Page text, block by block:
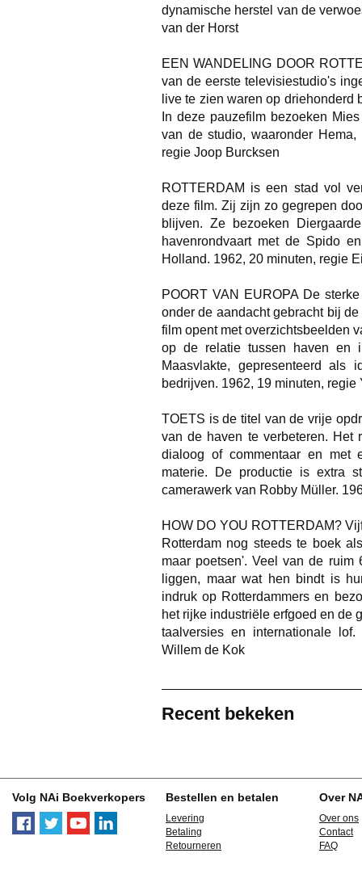
dynamische herstel van de
van der Horst
EEN WANDELING DOOR
van de eerste televisiestudio's
live te zien waren op driehonderd
In deze pauzefilm bezoeken
van de studio, waaronder
regie Joop Burcksen
ROTTERDAM is een stad vol
deze film. Zij zijn zo gegrepen
blijven. Ze bezoeken
havenrondvaart met de Spido
Holland. 1962, 20 minuten, regie
POORT VAN EUROPA De
onder de aandacht gebracht bij
film opent met overzichtsbeelden
op de relatie tussen haven en
Maasvlakte, gepresenteerd als
bedrijven. 1962, 19 minuten, regie
TOETS is de titel van de vrije
van de haven te verbeteren. Het
dialoog of commentaar en met
materie. De productie is extra
camerawerk van Robby Müller.
HOW DO YOU ROTTERDAM?
Rotterdam nog steeds te boek
maar poetsen'. Veel van de ruim
liggen, maar wat hen bindt is
indruk op Rotterdammers en
het rijke industriële erfgoed en de
taalversies en internationale
Willem de Kok
Recent bekeken
Volg NAi Boekverkopers Bestellen en betalen
Levering
Betaling
Retourneren
Over
Over ons
Contact
FAQ